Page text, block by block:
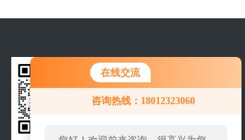
在线交流
咨询热线：18012323060